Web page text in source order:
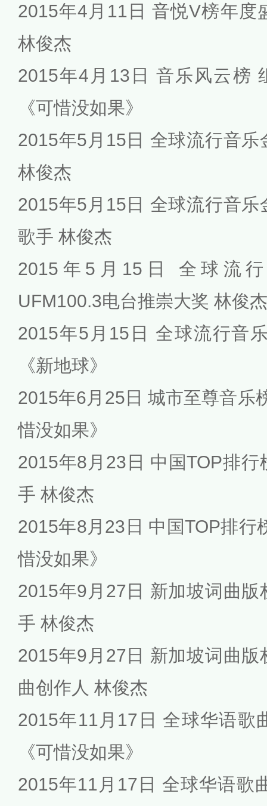
2015年4月11日 音悦V榜年度
林俊杰
2015年4月13日 音乐风云榜
《可惜没如果》
2015年5月15日 全球流行音乐
林俊杰
2015年5月15日 全球流行音乐
歌手 林俊杰
2015年5月15日 全球流
UFM100.3电台推崇大奖 林俊杰
2015年5月15日 全球流行音
《新地球》
2015年6月25日 城市至尊音乐
惜没如果》
2015年8月23日 中国TOP排
手 林俊杰
2015年8月23日 中国TOP排行
惜没如果》
2015年9月27日 新加坡词曲版
手 林俊杰
2015年9月27日 新加坡词曲版
曲创作人 林俊杰
2015年11月17日 全球华语歌
《可惜没如果》
2015年11月17日 全球华语歌